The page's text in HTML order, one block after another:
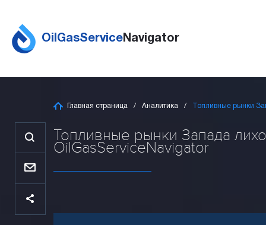
OilGasServiceNavigator
Главная страница Аналитика Топливные рынки
Топливные рынки Запада
OilGasServiceNavigator